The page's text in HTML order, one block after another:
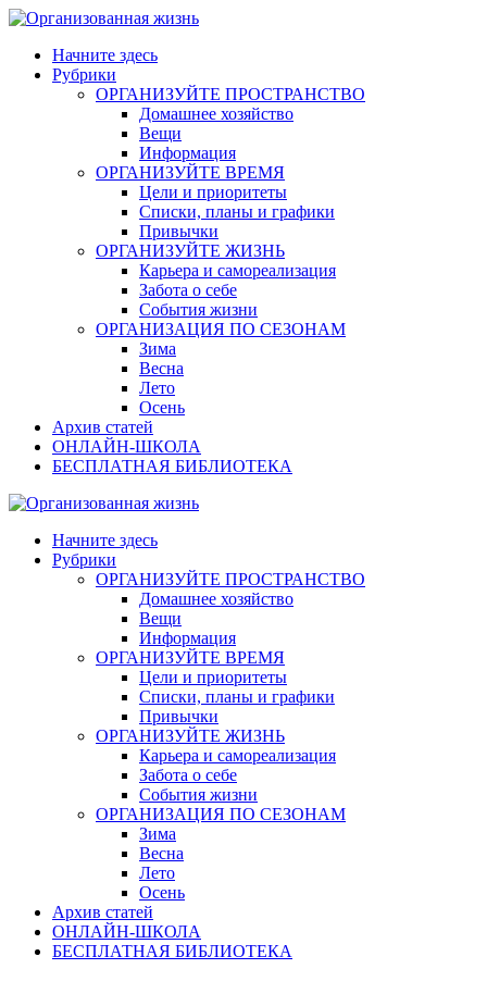
Skip
contentНачните здесь
Рубрики
ОРГАНИЗУЙТЕ ПРОСТРАНСТВО
Домашнее хозяйство
Вещи
Информация
ОРГАНИЗУЙТЕ ВРЕМЯ
Цели и приоритеты
Списки, планы и графики
Привычки
ОРГАНИЗУЙТЕ ЖИЗНЬ
Карьера и самореализация
Забота о себе
События жизни
ОРГАНИЗАЦИЯ ПО СЕЗОНАМ
Зима
Весна
Лето
Осень
Архив статей
ОНЛАЙН-ШКОЛА
БЕСПЛАТНАЯ БИБЛИОТЕКА
Начните здесь
Рубрики
ОРГАНИЗУЙТЕ ПРОСТРАНСТВО
Домашнее хозяйство
Вещи
Информация
ОРГАНИЗУЙТЕ ВРЕМЯ
Цели и приоритеты
Списки, планы и графики
Привычки
ОРГАНИЗУЙТЕ ЖИЗНЬ
Карьера и самореализация
Забота о себе
События жизни
ОРГАНИЗАЦИЯ ПО СЕЗОНАМ
Зима
Весна
Лето
Осень
Архив статей
ОНЛАЙН-ШКОЛА
БЕСПЛАТНАЯ БИБЛИОТЕКА